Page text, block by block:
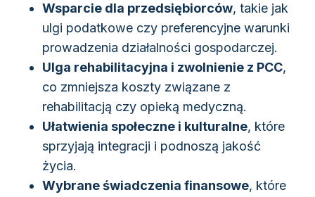
Wsparcie dla przedsiębiorców, takie jak
ulgi podatkowe czy preferencyjne warunki
prowadzenia działalności gospodarczej.
Ulga rehabilitacyjna i zwolnienie z PCC,
co zmniejsza koszty związane z
rehabilitacją czy opieką medyczną.
Ułatwienia społeczne i kulturalne, które
sprzyjają integracji i podnoszą jakość
życia.
Wybrane świadczenia finansowe, które